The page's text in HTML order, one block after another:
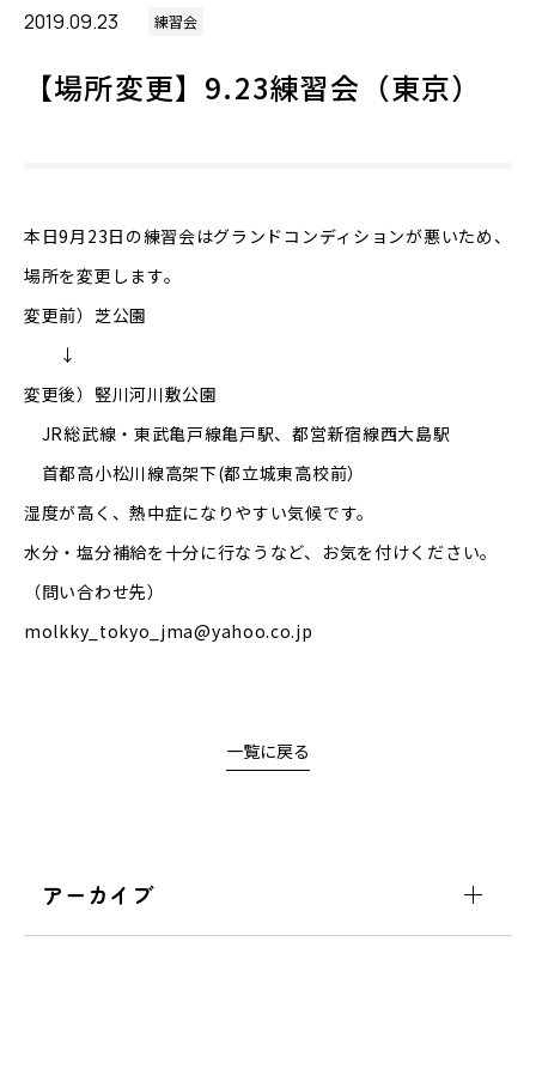
2019.09.23 練習会
【場所変更】9.23練習会（東京）
本日9月23日の練習会はグランドコンディションが悪いため、
場所を変更します。
変更前）芝公園
↓
変更後）竪川河川敷公園
JR総武線・東武亀戸線亀戸駅、都営新宿線西大島駅
首都高小松川線高架下(都立城東高校前）
湿度が高く、熱中症になりやすい気候です。
水分・塩分補給を十分に行なうなど、お気を付けください。
（問い合わせ先）
molkky_tokyo_jma@yahoo.co.jp
一覧に戻る
アーカイブ